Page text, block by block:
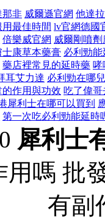
那非 威爾遜官網 他達
最佳時間 lv官網德國
倍樂威官網 威爾剛噴
士康草本藥膏 必利勁
藥店裡常見的延時藥 哮
耳艾力達 必利勁在哪
作用與功效 吃了偉
犀利士在哪可以買到
第一次吃必利勁能延時
犀利士
用嗎 批
有副